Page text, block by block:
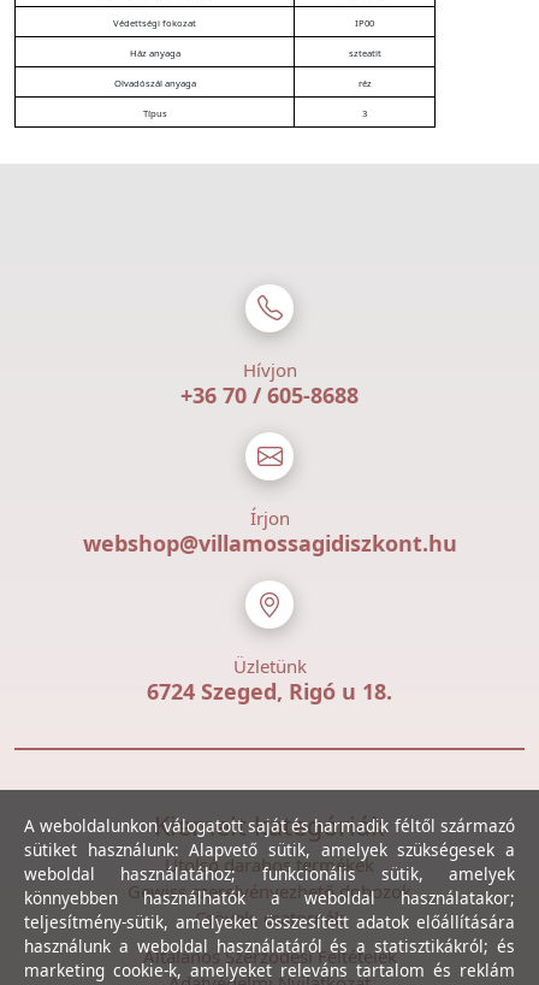
Védettségi fokozat IP00
Ház anyaga szteatit
Olvadószál anyaga réz
Típus 3
Hívjon
+36 70 / 605-8688
Írjon
webshop@villamossagidiszkont.hu
Üzletünk
6724 Szeged, Rigó u 18.
Kiemelt kategóriák
Utolsó darabos termékek
Gewiss szerelvényezhető dobozok
Csövek, csatornák
Általános Szerződési Feltételek
A weboldalunkon válogatott saját és harmadik féltől származó
sütiket használunk: Alapvető sütik, amelyek szükségesek a
weboldal használatához; funkcionális sütik, amelyek
könnyebben használhatók a weboldal használatakor;
teljesítmény-sütik, amelyeket összesített adatok előállítására
használunk a weboldal használatáról és a statisztikákról; és
marketing cookie-k, amelyeket releváns tartalom és reklám